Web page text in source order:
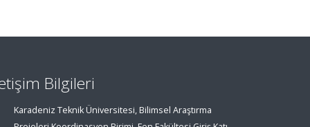
Bilgileri
Karadeniz Teknik Üniversitesi, Bilimsel Araştırma